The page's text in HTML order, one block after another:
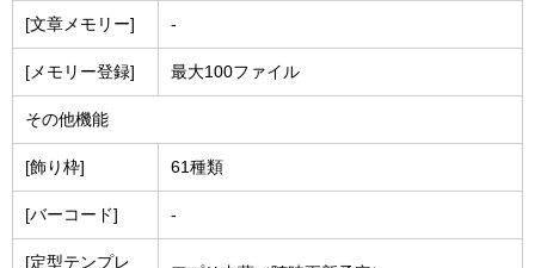
[文章メモリー] -
[メモリー登録] 最大100ファイル
その他機能
[飾り枠] 61種類
[バーコード] -
[定型テンプレ